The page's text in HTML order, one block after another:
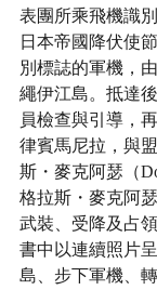
表團所乘飛機識
日本帝國降伏使
別標誌的軍機，
繩伊江島。抵達
員檢查與引導，
律賓馬尼拉，與
斯・麥克阿瑟（
格拉斯・麥克阿
武裝、受降及占
書中以連續照片
島、步下軍機、